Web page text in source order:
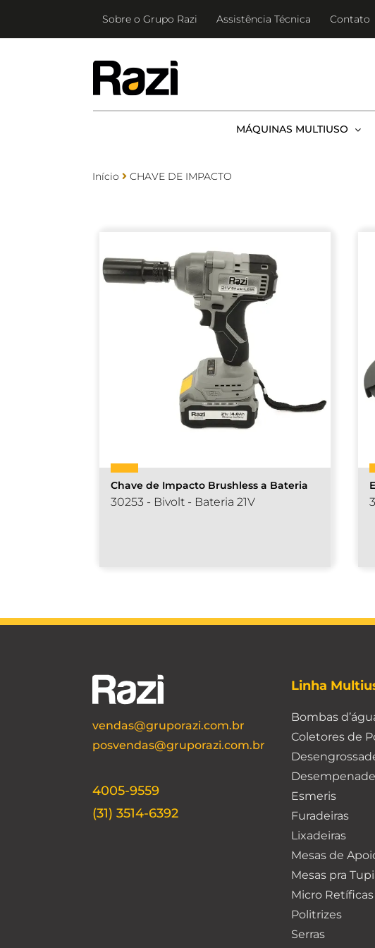
Sobre o Grupo Razi Assistência Técnica Contato
MÁQUINAS MULTIUSO
Início CHAVE DE IMPACTO
Chave de Impacto Brushless a Bateria
30253 - Bivolt - Bateria 21V
vendas@gruporazi.com.br
posvendas@gruporazi.com.br
4005-9559
(31) 3514-6392
Linha
Bombas
Coletores de
Esmeris
Furadeiras
Lixadeiras
Mesas de
Mesas pra
Micro Retíficas
Politrizes
Serras